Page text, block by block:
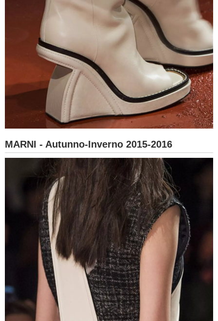
MARNI - Autunno-Inverno 2015-2016